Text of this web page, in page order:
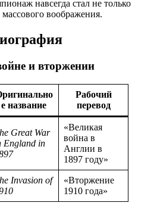
навсегда стал не только
воображения.
и вторжении
е название
Рабочий
перевод
Great War
England in
«Великая
война в
Англии в
1897 году»
Invasion of
«Вторжение
1910 года»